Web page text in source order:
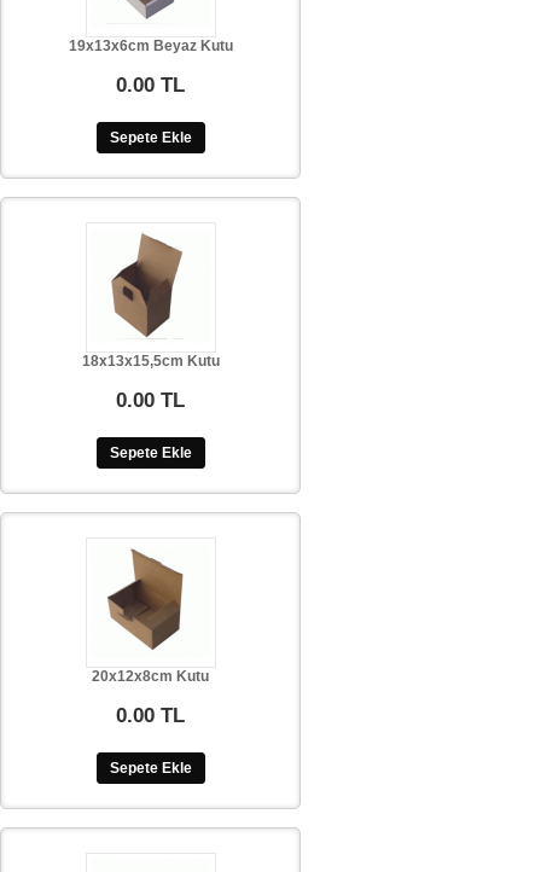
19x13x6cm Beyaz Kutu
0.00 TL
Sepete Ekle
18x13x15,5cm Kutu
0.00 TL
Sepete Ekle
20x12x8cm Kutu
0.00 TL
Sepete Ekle